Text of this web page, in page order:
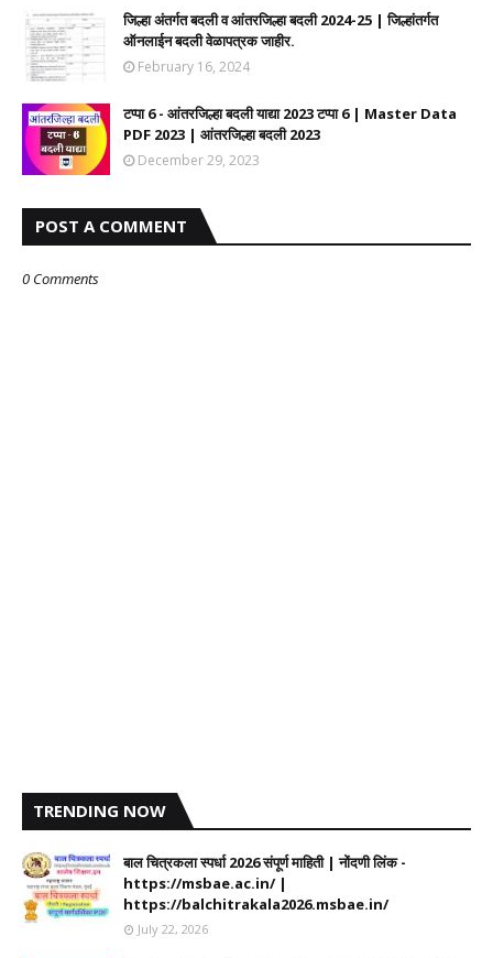
जिल्हा अंतर्गत बदली व आंतरजिल्हा बदली 2024-25 | जिल्हांतर्गत
ऑनलाईन बदली वेळापत्रक जाहीर.
February 16, 2024
टप्पा 6 - आंतरजिल्हा बदली याद्या 2023 टप्पा 6 | Master Data
PDF 2023 | आंतरजिल्हा बदली 2023
December 29, 2023
POST A COMMENT
0 Comments
TRENDING NOW
बाल चित्रकला स्पर्धा 2026 संपूर्ण माहिती | नोंदणी लिंक -
https://msbae.ac.in/ |
https://balchitrakala2026.msbae.in/
July 22, 2026